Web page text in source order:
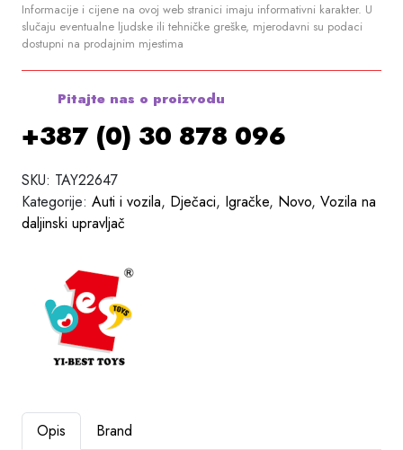
Informacije i cijene na ovoj web stranici imaju informativni karakter. U
slučaju eventualne ljudske ili tehničke greške, mjerodavni su podaci
dostupni na prodajnim mjestima
Pitajte nas o proizvodu
+387 (0) 30 878 096
SKU: TAY22647
Kategorije: Auti i vozila, Dječaci, Igračke, Novo, Vozila na
daljinski upravljač
Opis Brand